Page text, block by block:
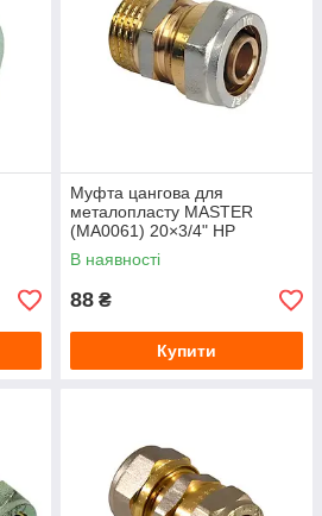
Муфта цангова для
металопласту MASTER
(MA0061) 20×3/4" НР
В наявності
88 ₴
Купити